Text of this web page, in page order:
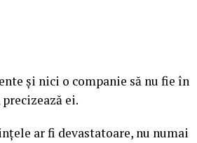
şi nici o companie să nu fie în
ei.
ar fi devastatoare, nu numai